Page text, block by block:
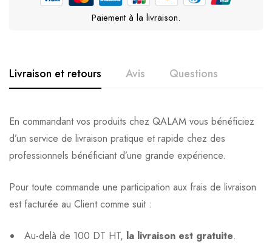
Paiement à la livraison.
Livraison et retours Avis Questions
En commandant vos produits chez QALAM vous bénéficiez
d’un service de livraison pratique et rapide chez des
professionnels bénéficiant d’une grande expérience.
Pour toute commande une participation aux frais de livraison
est facturée au Client comme suit :
Au-delà de 100 DT HT, la livraison est gratuite.